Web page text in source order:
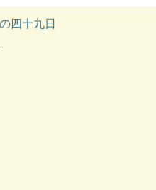
四十九日